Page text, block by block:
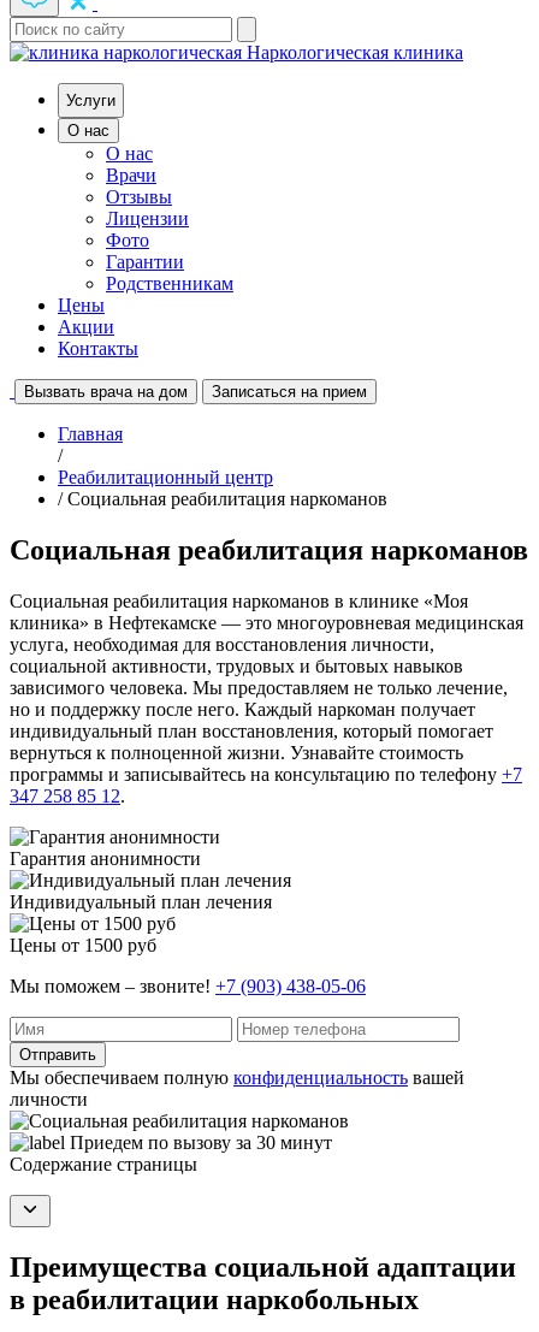
Наркологическая клиника
Услуги
О нас
О нас
Врачи
Отзывы
Лицензии
Фото
Гарантии
Родственникам
Цены
Акции
Контакты
Вызвать врача на дом Записаться на прием
Главная
/
Реабилитационный центр
/ Социальная реабилитация наркоманов
Социальная реабилитация наркоманов
Социальная реабилитация наркоманов в клинике «Моя
клиника» в Нефтекамске — это многоуровневая медицинская
услуга, необходимая для восстановления личности,
социальной активности, трудовых и бытовых навыков
зависимого человека. Мы предоставляем не только лечение,
но и поддержку после него. Каждый наркоман получает
индивидуальный план восстановления, который помогает
вернуться к полноценной жизни. Узнавайте стоимость
программы и записывайтесь на консультацию по телефону +7
347 258 85 12.
Гарантия анонимности
Индивидуальный план лечения
Цены от 1500 руб
Мы поможем – звоните! +7 (903) 438-05-06
Отправить
Мы обеспечиваем полную конфиденциальность вашей
личности
Приедем по вызову за 30 минут
Содержание страницы
Преимущества социальной адаптации
в реабилитации наркобольных